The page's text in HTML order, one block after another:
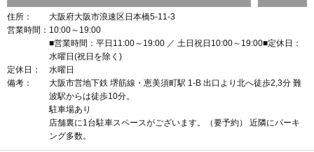
住所：
大阪府大阪市浪速区日本橋5-11-3
営業時間： 10:00～19:00
■営業時間：平日11:00～19:00 ／ 土日祝日10:00～19:00■定休日：
水曜日(祝日を除く)
定休日：
水曜日
備考：
大阪市営地下鉄 堺筋線・恵美須町駅 1-B 出口より北へ徒歩2,3分 難
波駅からは徒歩10分。
駐車場あり
店舗裏に1台駐車スペースがございます。（要予約） 近隣にパーキ
ング多数。